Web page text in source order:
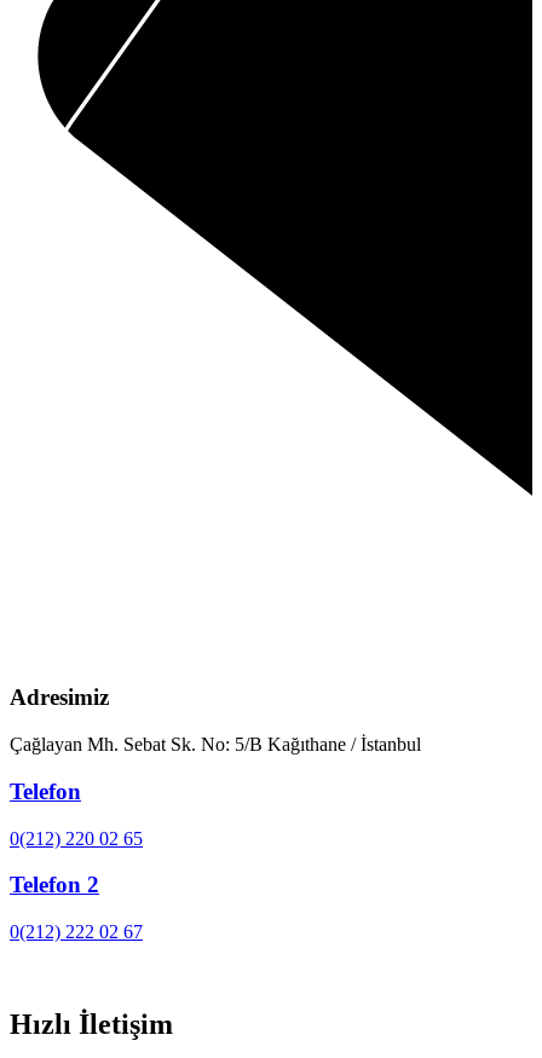
Adresimiz
Çağlayan Mh. Sebat Sk. No: 5/B Kağıthane / İstanbul
Telefon
0(212) 220 02 65
Telefon 2
0(212) 222 02 67
Hızlı İletişim